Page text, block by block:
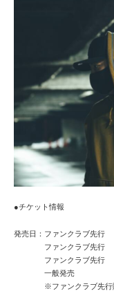
●チケット情報
発売日：ファンクラブ先行
ファンクラブ先行 Ｅ
ファンクラブ先行 H
一般発売 2月
※ファンクラブ先行購